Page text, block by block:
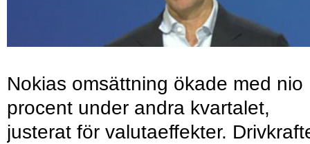
Nokias omsättning ökade med nio
procent under andra kvartalet,
justerat för valutaeffekter.